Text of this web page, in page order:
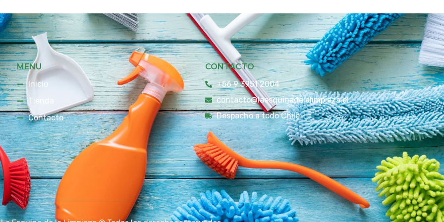
MENU
Inicio
Tienda
Contacto
CONTACTO
+56 9 3951 2004
contacto@laesquinadelalimpieza.cl
Despacho a todo Chile